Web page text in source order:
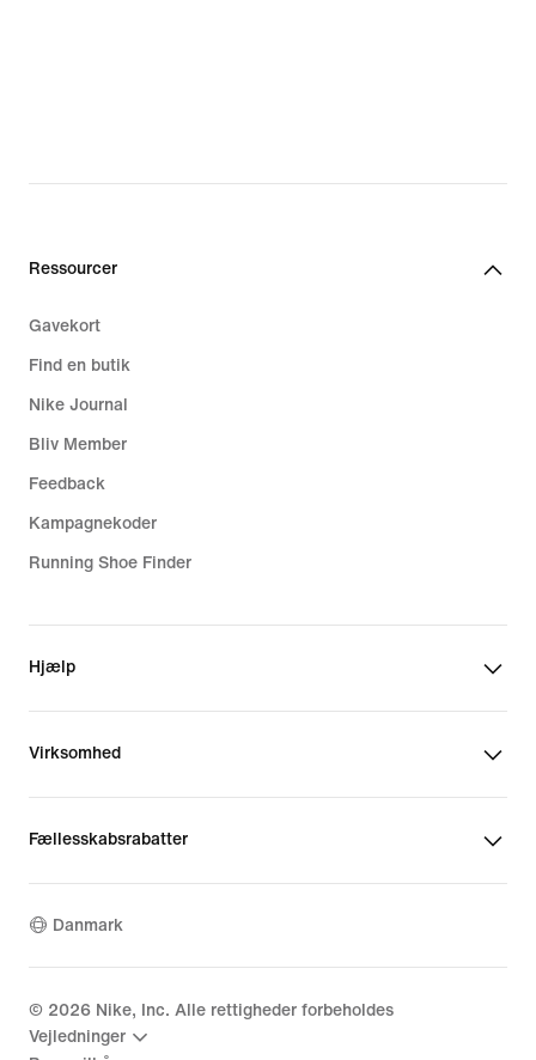
Ressourcer
Gavekort
Find en butik
Nike Journal
Bliv Member
Feedback
Kampagnekoder
Running Shoe Finder
Hjælp
Virksomhed
Fællesskabsrabatter
Danmark
© 2026 Nike, Inc. Alle rettigheder forbeholdes
Vejledninger